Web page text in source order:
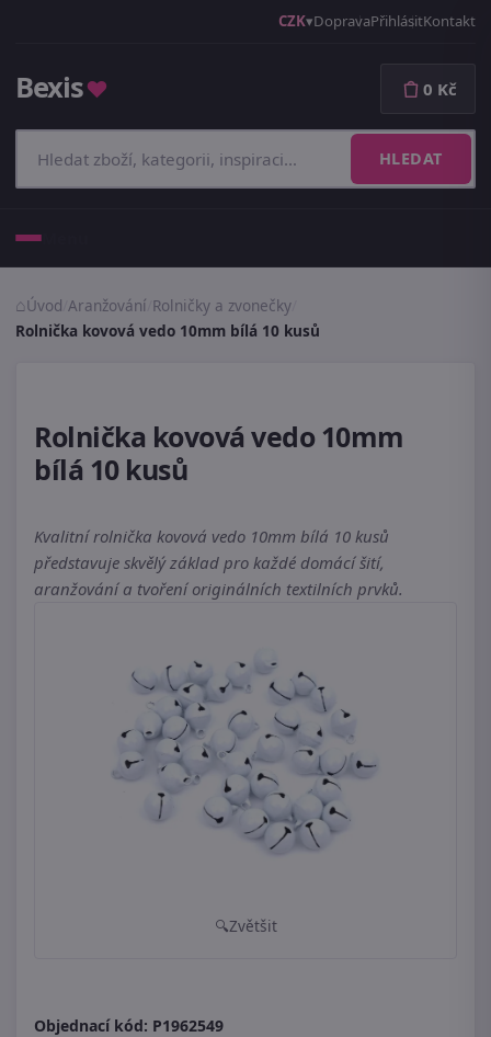
CZK DopravaPřihlásitKontakt
Bexis♥
HLEDAT
0 Kč
Úvod Aranžování Rolničky a zvonečky
Rolnička kovová vedo 10mm bílá 10 kusů
Rolnička kovová vedo 10mm
bílá 10 kusů
Kvalitní rolnička kovová vedo 10mm bílá 10 kusů
představuje skvělý základ pro každé domácí šití,
aranžování a tvoření originálních textilních prvků.
Zvětšit
Objednací kód: P1962549